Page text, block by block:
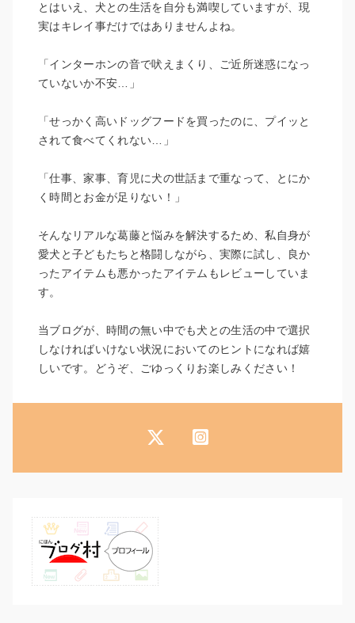
とはいえ、犬との生活を自分も満喫していますが、現
実はキレイ事だけではありませんよね。
「インターホンの音で吠えまくり、ご近所迷惑になっ
ていないか不安…」
「せっかく高いドッグフードを買ったのに、プイッと
されて食べてくれない…」
「仕事、家事、育児に犬の世話まで重なって、とにか
く時間とお金が足りない！」
そんなリアルな葛藤と悩みを解決するため、私自身が
愛犬と子どもたちと格闘しながら、実際に試し、良か
ったアイテムも悪かったアイテムもレビューしていま
す。
当ブログが、時間の無い中でも犬との生活の中で選択
しなければいけない状況においてのヒントになれば嬉
しいです。どうぞ、ごゆっくりお楽しみください！